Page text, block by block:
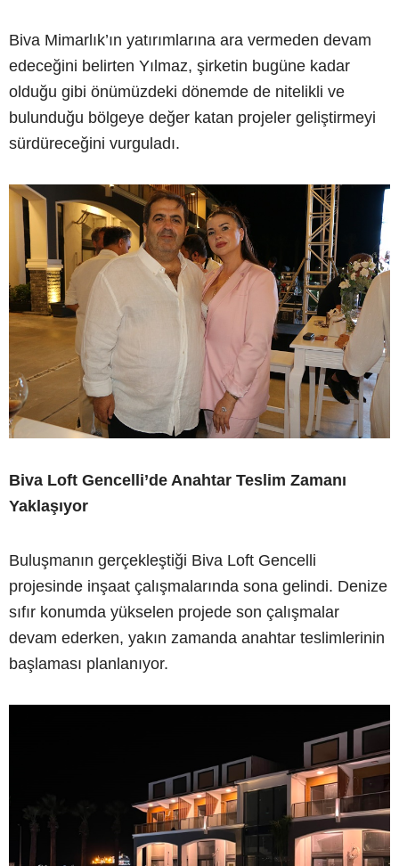
Biva Mimarlık’ın yatırımlarına ara vermeden devam
edeceğini belirten Yılmaz, şirketin bugüne kadar
olduğu gibi önümüzdeki dönemde de nitelikli ve
bulunduğu bölgeye değer katan projeler geliştirmeyi
sürdüreceğini vurguladı.
Biva Loft Gencelli’de Anahtar Teslim Zamanı
Yaklaşıyor
Buluşmanın gerçekleştiği Biva Loft Gencelli
projesinde inşaat çalışmalarında sona gelindi. Denize
sıfır konumda yükselen projede son çalışmalar
devam ederken, yakın zamanda anahtar teslimlerinin
başlaması planlanıyor.